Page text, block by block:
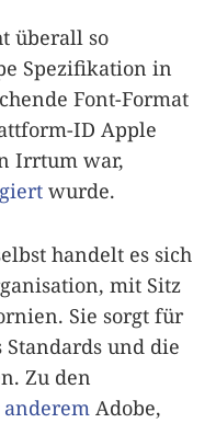
überall so
Spezifikation in
Font-Format
ID Apple
Irrtum war,
wurde.
handelt es sich
mit Sitz
Sie sorgt für
und die
Zu den
Adobe,